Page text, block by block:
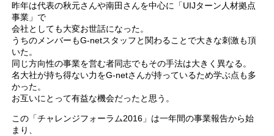
昨年は代表の秋元さんや南田さんを中心に「UIJターン人材拠点
事業」で
会社としても大変お世話になった。
うちのメンバーもG-netスタッフと関わることで大きな刺激も頂
いた。
同じ方向性の事業を営む者同志でもその手法は大きく異なる。
名大社が持ち得ない力をG-netさんが持っているため学ぶ点も多
かった。
お互いにとって有益な機会だったと思う。
この「チャレンジフォーラム2016」は一年間の事業報告から始
まり、